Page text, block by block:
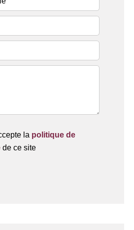
la politique de
de ce site